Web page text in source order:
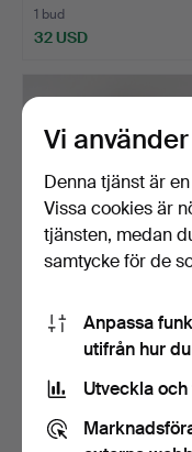
1 bud
32 USD
VÄGGSKULPTUR,
föreställande häst,
Klubbades 5 jul 2026
3 bud
Vi
Denna tjänst är
Vissa cookies är
tjänsten, medan
samtycke för de
Anpassa
utifrån hur
Utveckla